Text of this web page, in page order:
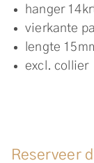
hanger
vierkante
lengte
excl. collier
Reserveer